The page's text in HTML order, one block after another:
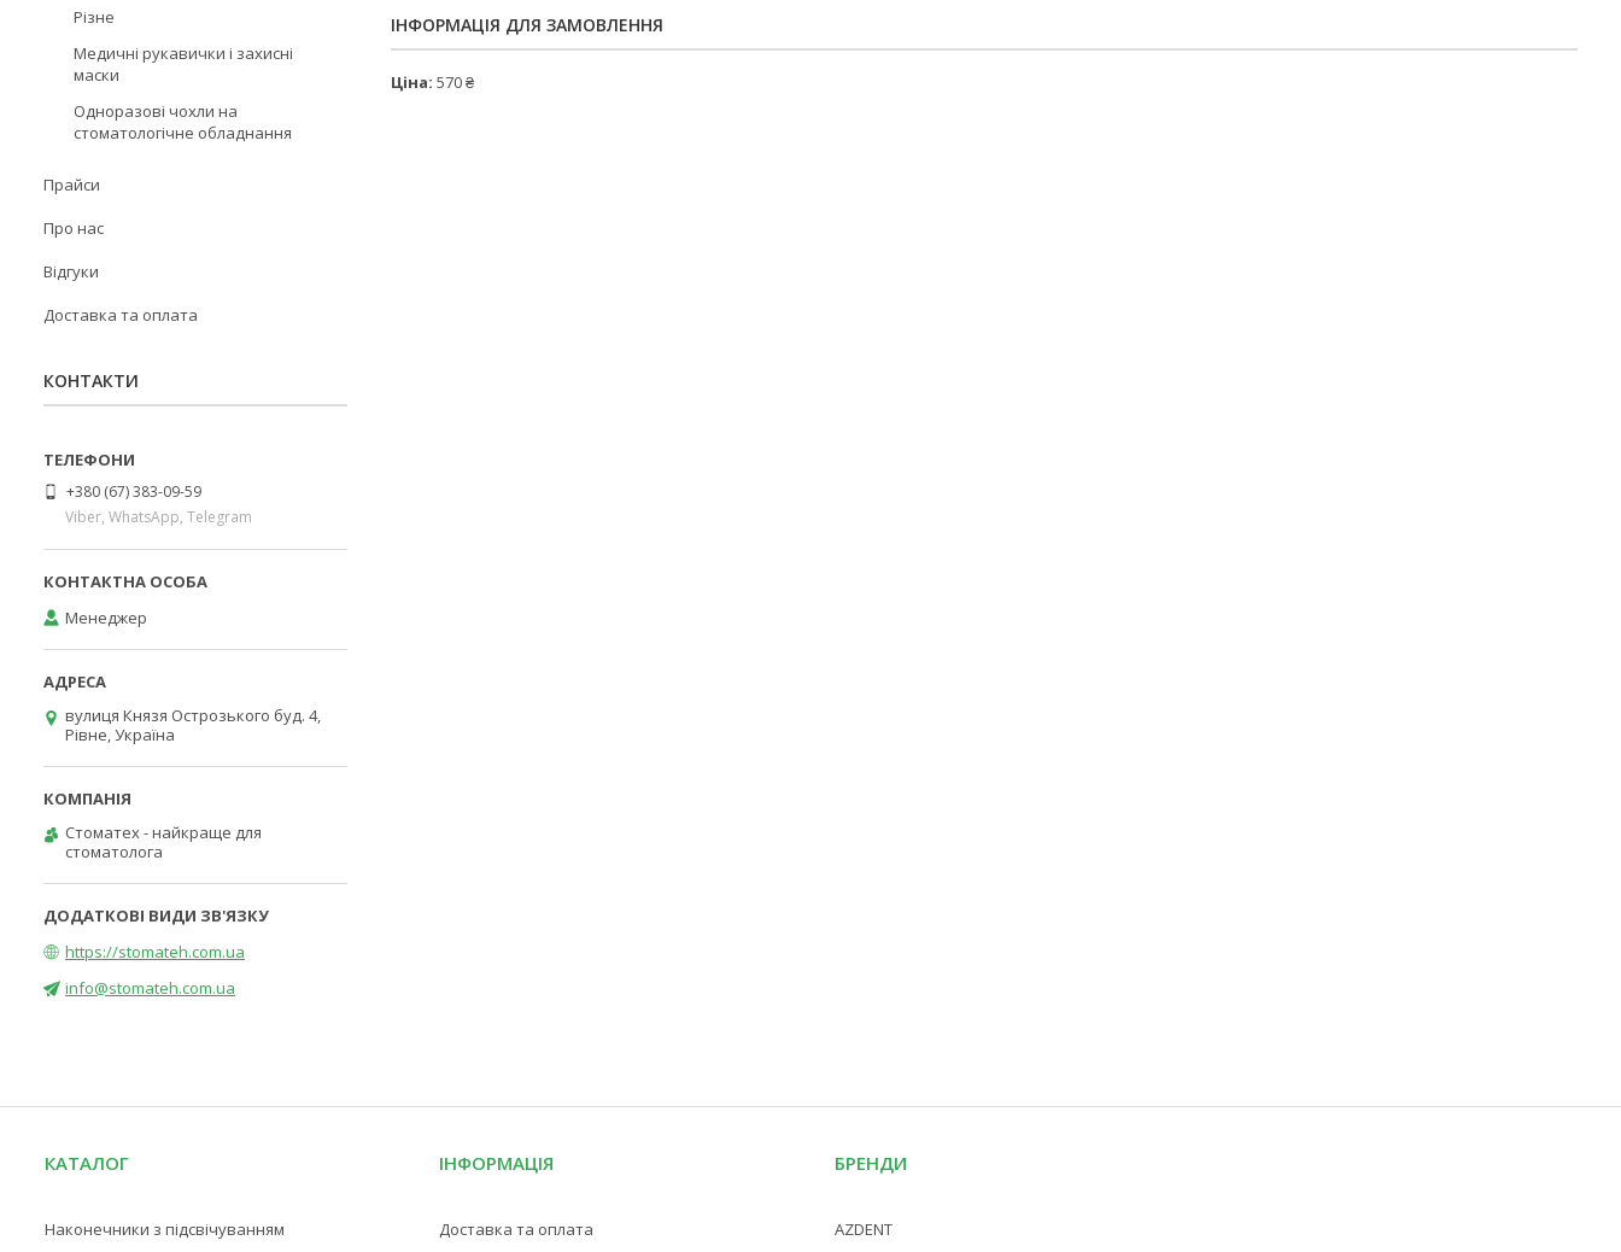
ІНФОРМАЦІЯ ДЛЯ ЗАМОВЛЕННЯ
Ціна: 570 ₴
Різне
Медичні рукавички і захисні
маски
Одноразові чохли на
стоматологічне обладнання
Прайси
Про нас
Відгуки
Доставка та оплата
КОНТАКТИ
+380 (67) 383-09-59
Viber, WhatsApp, Telegram
Менеджер
вулиця Князя Острозького буд. 4,
Рівне, Україна
Стоматех - найкраще для
стоматолога
https://stomateh.com.ua
info@stomateh.com.ua
КАТАЛОГ
Наконечники з підсвічуванням
ІНФОРМАЦІЯ
Доставка та оплата
БРЕНДИ
AZDENT